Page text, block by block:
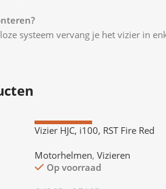
systeem vervang je het vizier in
AANBIEDING
Vizier HJC, i100, RST Fire Red
Motorhelmen, Vizieren
Op voorraad